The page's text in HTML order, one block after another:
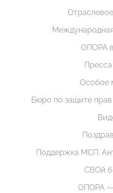
ОПОРА
Особое
Бюро по защите
Поддержка МСП.
СВОй
ОПОРА